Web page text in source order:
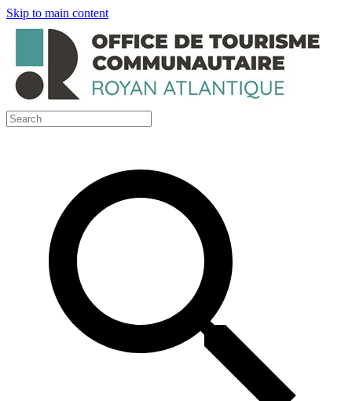
Skip to main content